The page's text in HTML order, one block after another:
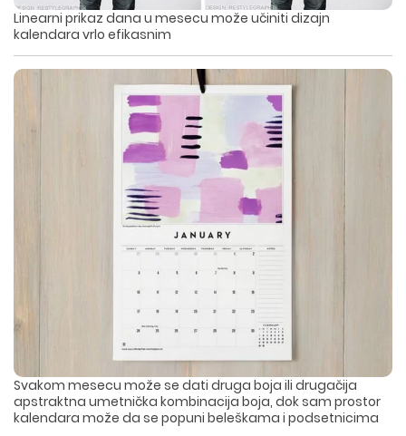
Linearni prikaz dana u mesecu može učiniti dizajn
kalendara vrlo efikasnim
Svakom mesecu može se dati druga boja ili drugačija
apstraktna umetnička kombinacija boja, dok sam prostor
kalendara može da se popuni beleškama i podsetnicima